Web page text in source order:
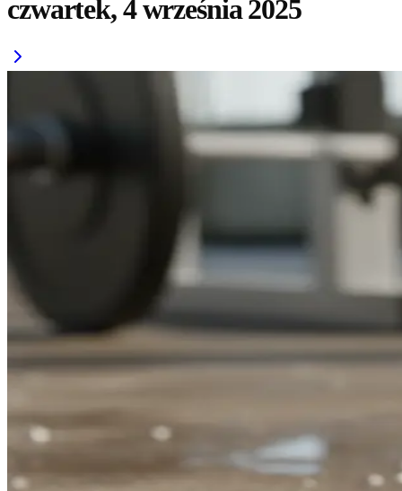
czwartek, 4 września 2025